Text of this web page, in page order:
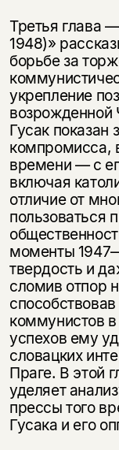
Третья глава
1948)»
борьбе за
укрепление
возрожденной
Гусак показан
компромисса,
времени — с
включая
отличие от
пользоваться
моменты
твердость и
сломив отпор
коммунистов
успехов ему
словацких
Праге. В этой
уделяет
прессы того
Гусака и его